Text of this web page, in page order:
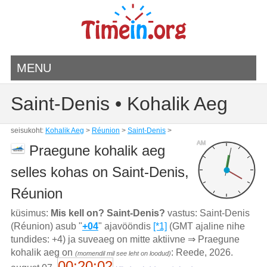
MENU
Saint-Denis • Kohalik Aeg
seisukoht: Kohalik Aeg > Réunion > Saint-Denis>
AM
Praegune kohalik aeg
selles kohas on Saint-Denis,
Réunion
küsimus: Mis kell on? Saint-Denis? vastus: Saint-Denis
(Réunion) asub "+04" ajavööndis [*1] (GMT ajaline nihe
tundides: +4) ja suveaeg on mitte aktiivne ⇒ Praegune
kohalik aeg on (momendil mil see leht on loodud): Reede, 2026.